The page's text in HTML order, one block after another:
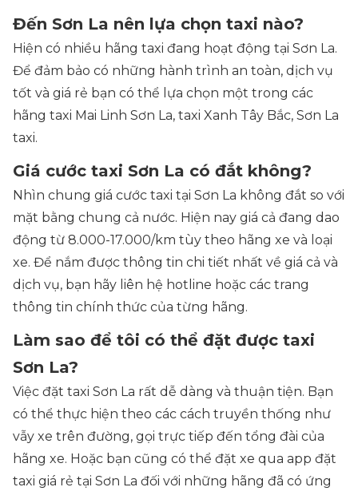
Đến Sơn La nên lựa chọn taxi nào?
Hiện có nhiều hãng taxi đang hoạt động tại Sơn La.
Để đảm bảo có những hành trình an toàn, dịch vụ
tốt và giá rẻ bạn có thể lựa chọn một trong các
hãng taxi Mai Linh Sơn La, taxi Xanh Tây Bắc, Sơn La
taxi.
Giá cước taxi Sơn La có đắt không?
Nhìn chung giá cước taxi tại Sơn La không đắt so với
mặt bằng chung cả nước. Hiện nay giá cả đang dao
động từ 8.000-17.000/km tùy theo hãng xe và loại
xe. Để nắm được thông tin chi tiết nhất về giá cả và
dịch vụ, bạn hãy liên hệ hotline hoặc các trang
thông tin chính thức của từng hãng.
Làm sao để tôi có thể đặt được taxi
Sơn La?
Việc đặt taxi Sơn La rất dễ dàng và thuận tiện. Bạn
có thể thực hiện theo các cách truyền thống như
vẫy xe trên đường, gọi trực tiếp đến tổng đài của
hãng xe. Hoặc bạn cũng có thể đặt xe qua app đặt
taxi giá rẻ tại Sơn La đối với những hãng đã có ứng